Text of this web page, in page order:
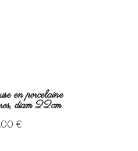
en porcelaine
diam 22cm
.00 €